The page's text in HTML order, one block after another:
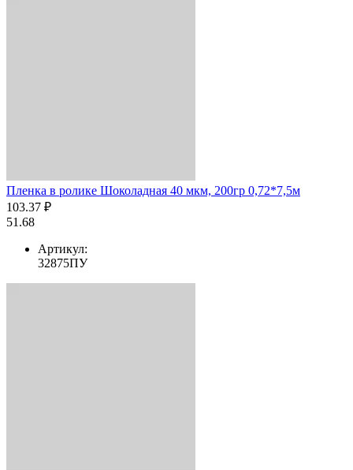
Пленка в ролике Шоколадная 40 мкм, 200гр 0,72*7,5м
103.37 ₽
51.68
Артикул:
32875ПУ